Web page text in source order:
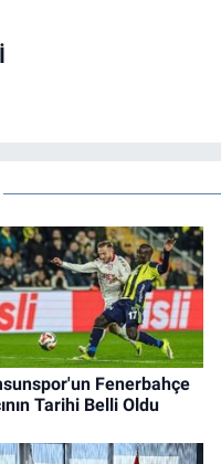
Fenerbahçe
Tarihi Belli Oldu